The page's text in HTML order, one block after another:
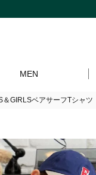
MEN
＆GIRLSベアサーフTシャツ